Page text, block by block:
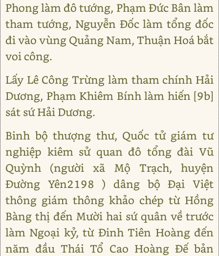
Phong làm đô tướng, Phạm Đức Bân làm
tham tướng, Nguyễn Đốc làm tổng đốc
đi vào vùng Quảng Nam, Thuận Hoá bắt
voi công.
Lấy Lê Công Trừng làm tham chính Hải
Dương, Phạm Khiêm Bính làm hiến [9b]
sát sứ Hải Dương.
Binh bộ thượng thư, Quốc tử giám tư
nghiệp kiêm sử quan đô tổng đài Vũ
Quỳnh (người xã Mộ Trạch, huyện
Đường Yên2198 ) dâng bộ Đại Việt
thông giám thông khảo chép từ Hồng
Bàng thị đến Mười hai sứ quân về trước
làm Ngoại kỷ, từ Đinh Tiên Hoàng đến
năm đầu Thái Tổ Cao Hoàng Đế bản